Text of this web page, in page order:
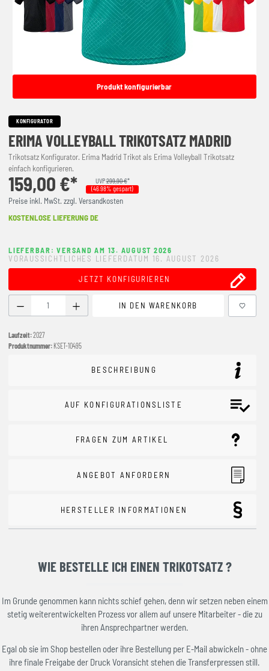
Produkt konfigurierbar
KONFIGURATOR
ERIMA VOLLEYBALL TRIKOTSATZ MADRID
Trikotsatz Konfigurator. Erima Madrid Trikot als Erima Volleyball Trikotsatz
einfach konfigurieren.
159,00 €* UVP299,90 €*
(46.98% gespart)
Preise inkl. MwSt. zzgl. Versandkosten
KOSTENLOSE LIEFERUNG DE
LIEFERBAR: VERSAND AM 13. AUGUST 2026
VORAUSSICHTLICHES LIEFERDATUM 16. AUGUST 2026
JETZT KONFIGURIEREN
Produkt Anzahl: Gib den gewünschten Wert ein oder
IN DEN WARENKORB
Laufzeit:2027
Produktnummer: KSET-10495
BESCHREIBUNG
AUF KONFIGURATIONSLISTE
FRAGEN ZUM ARTIKEL
ANGEBOT ANFORDERN
HERSTELLER INFORMATIONEN
WIE BESTELLE ICH EINEN TRIKOTSATZ ?
Im Grunde genommen kann nichts schief gehen, denn wir setzen neben einem
stetig weiterentwickelten Prozess vor allem auf unsere Mitarbeiter - die zu
ihren Ansprechpartner werden.
Egal ob sie im Shop bestellen oder ihre Bestellung per E-Mail abwickeln - ohne
ihre finale Freigabe der Druck Voransicht stehen die Transferpressen still.